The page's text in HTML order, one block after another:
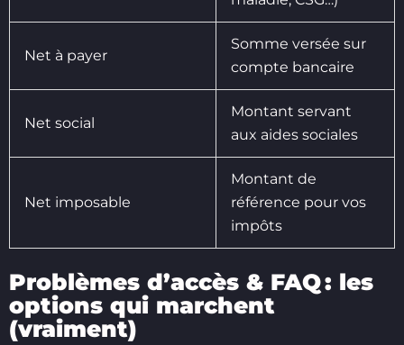
Net à payer
Somme versée sur
compte bancaire
Net social
Montant servant
aux aides sociales
Net imposable
Montant de
référence pour vos
impôts
Problèmes d’accès & FAQ : les
options qui marchent
(vraiment)